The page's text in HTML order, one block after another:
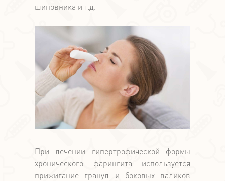
шиповника и т.д.
При лечении гипертрофической формы
хронического фарингита используется
прижигание гранул и боковых валиков